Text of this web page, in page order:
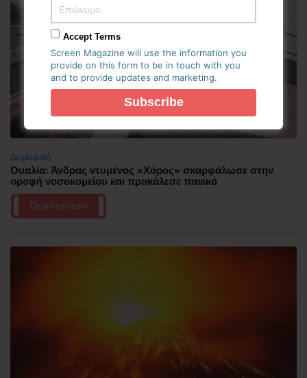
Δημοφιλή
Ουαλία: Άνδρας ντυμένος «Χάρος» σκαρφάλωσε στην
οροφή νοσοκομείου και προκάλεσε πανικό
Περισσότερα
Accept Terms
Screen Magazine will use the information you
provide on this form to be in touch with you
and to provide updates and marketing.